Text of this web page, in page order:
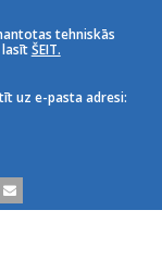
tehniskās
lasītŠEIT.
uz e-pasta adresi: